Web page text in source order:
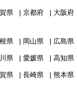
県 京都府 大阪府
県 岡山県 広島県
県 愛媛県 高知県
県 長崎県 熊本県